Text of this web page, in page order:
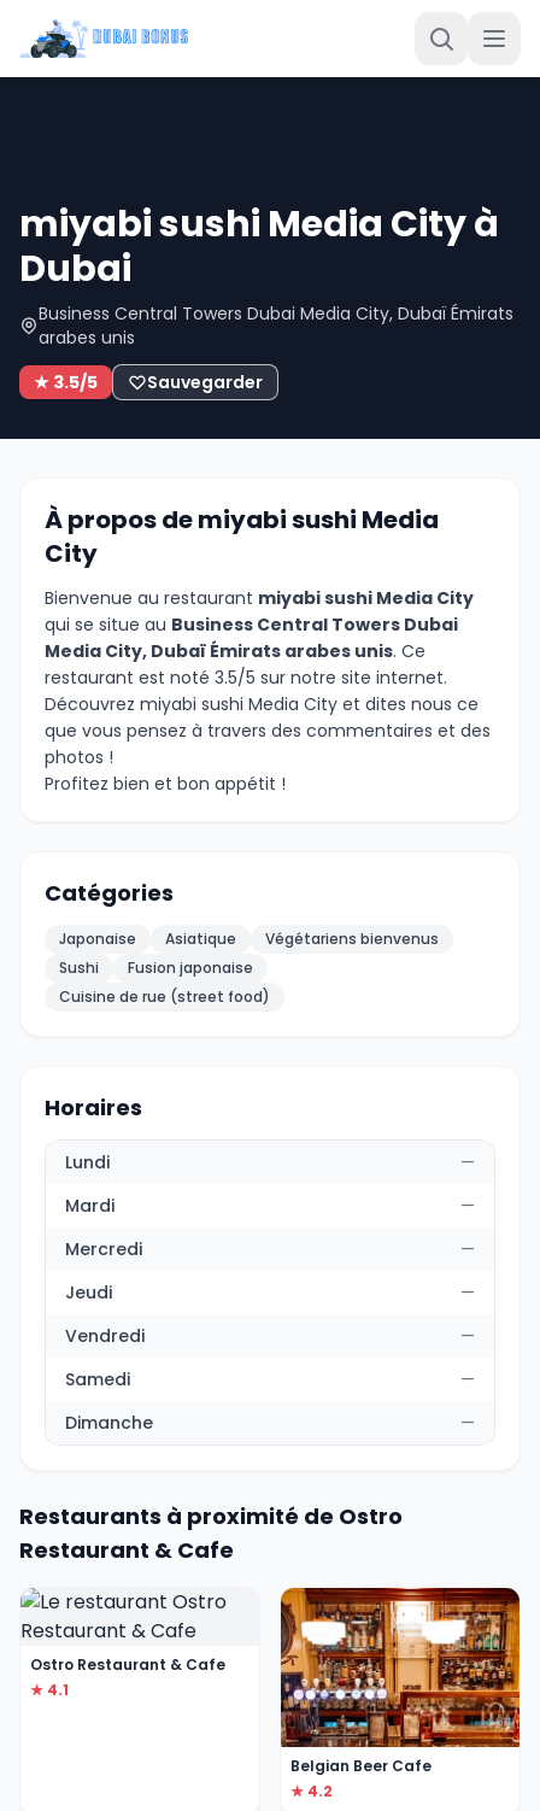
miyabi sushi Media City à
Dubai
Business Central Towers Dubai Media City, Dubaï Émirats
arabes unis
★ 3.5/5
Sauvegarder
À propos de miyabi sushi Media
City
Bienvenue au restaurant miyabi sushi Media City
qui se situe au Business Central Towers Dubai
Media City, Dubaï Émirats arabes unis. Ce
restaurant est noté 3.5/5 sur notre site internet.
Découvrez miyabi sushi Media City et dites nous ce
que vous pensez à travers des commentaires et des
photos !
Profitez bien et bon appétit !
Catégories
Japonaise Asiatique
Végétariens bienvenus
Sushi
Fusion japonaise
Cuisine de rue (street food)
Horaires
Lundi
—
Mardi
—
Mercredi
—
Jeudi
—
Vendredi
—
Samedi
—
Dimanche
—
Restaurants à proximité de Ostro
Restaurant & Cafe
Ostro Restaurant & Cafe
★ 4.1
Belgian Beer Cafe
★ 4.2